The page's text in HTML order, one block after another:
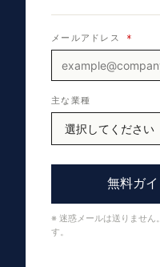
メールアドレス *
主な業種
無料ガ
※ 迷惑メールは送りません
す。